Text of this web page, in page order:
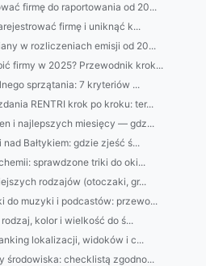
firmę do raportowania od 20...
firmę i uniknąć k...
w rozliczeniach emisji od 20...
firmy w 2025? Przewodnik krok...
sprzątania: 7 kryteriów ...
RENTRI krok po kroku: ter...
i najlepszych miesięcy — gdz...
Bałtykiem: gdzie zjeść ś...
sprawdzone triki do oki...
rodzajów (otoczaki, gr...
do muzyki i podcastów: przewo...
kolor i wielkość do ś...
lokalizacji, widoków i c...
środowiska: checklistą zgodno...